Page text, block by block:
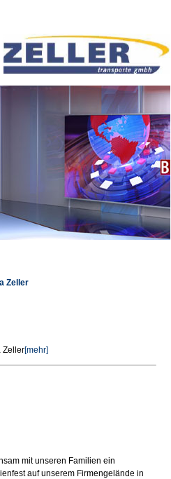
Zeller
Zeller[mehr]
mit unseren Familien ein
auf unserem Firmengelände in